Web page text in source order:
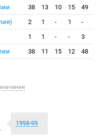
38 13 10 15
49
2 1 - 1
-
1 1 - -
3
38 11 15 12 48
1998-99